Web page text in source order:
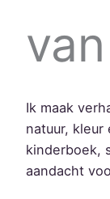
Ik maak
natuur, kleur
kinderboek,
aandacht